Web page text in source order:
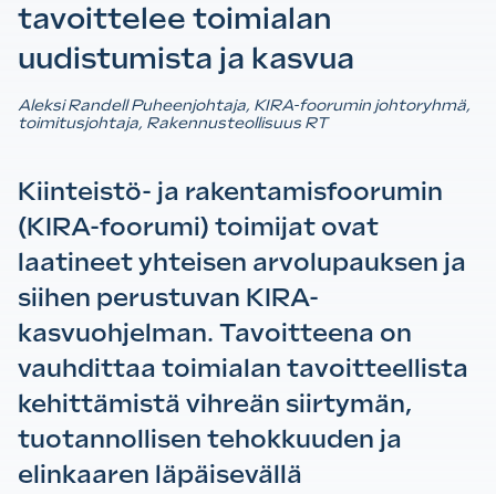
tavoittelee toimialan
uudistumista ja kasvua
Aleksi Randell Puheenjohtaja, KIRA-foorumin johtoryhmä,
toimitusjohtaja, Rakennusteollisuus RT
Kiinteistö- ja rakentamisfoorumin
(KIRA-foorumi) toimijat ovat
laatineet yhteisen arvolupauksen ja
siihen perustuvan KIRA-
kasvuohjelman. Tavoitteena on
vauhdittaa toimialan tavoitteellista
kehittämistä vihreän siirtymän,
tuotannollisen tehokkuuden ja
elinkaaren läpäisevällä